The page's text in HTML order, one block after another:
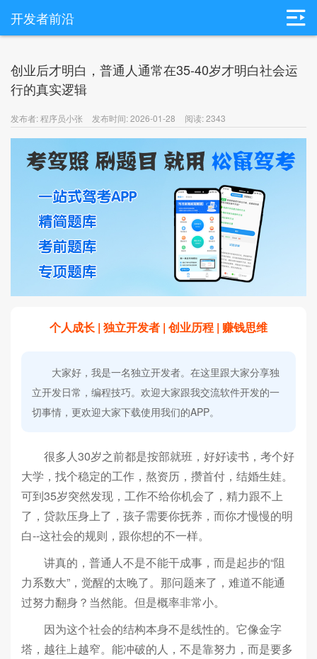
开发者前沿
创业后才明白，普通人通常在35-40岁才明白社会运
行的真实逻辑
发布者: 程序员小张 发布时间: 2026-01-28 阅读: 2343
个人成长 | 独立开发者 | 创业历程 | 赚钱思维
大家好，我是一名独立开发者。在这里跟大家分享独
立开发日常，编程技巧。欢迎大家跟我交流软件开发的一
切事情，更欢迎大家下载使用我们的APP。
很多人30岁之前都是按部就班，好好读书，考个好
大学，找个稳定的工作，熬资历，攒首付，结婚生娃。
可到35岁突然发现，工作不给你机会了，精力跟不上
了，贷款压身上了，孩子需要你抚养，而你才慢慢的明
白--这社会的规则，跟你想的不一样。
讲真的，普通人不是不能干成事，而是起步的“阻
力系数大”，觉醒的太晚了。那问题来了，难道不能通
过努力翻身？当然能。但是概率非常小。
因为这个社会的结构本身不是线性的。它像金字
塔，越往上越窄。能冲破的人，不是靠努力，而是要多